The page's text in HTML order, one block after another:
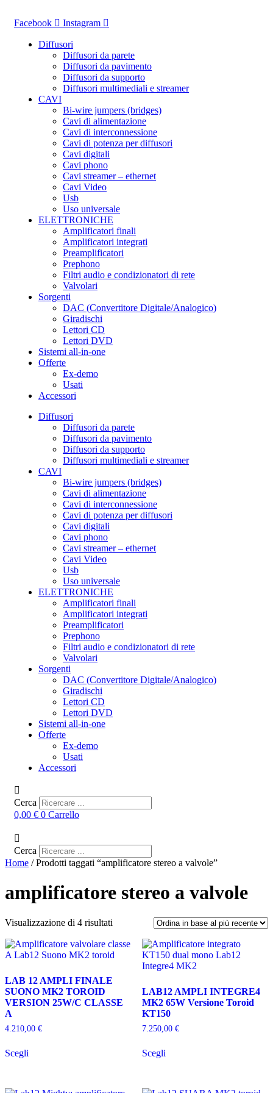
Facebook Instagram
Diffusori
Diffusori da parete
Diffusori da pavimento
Diffusori da supporto
Diffusori multimediali e streamer
CAVI
Bi-wire jumpers (bridges)
Cavi di alimentazione
Cavi di interconnessione
Cavi di potenza per diffusori
Cavi digitali
Cavi phono
Cavi streamer – ethernet
Cavi Video
Usb
Uso universale
ELETTRONICHE
Amplificatori finali
Amplificatori integrati
Preamplificatori
Prephono
Filtri audio e condizionatori di rete
Valvolari
Sorgenti
DAC (Convertitore Digitale/Analogico)
Giradischi
Lettori CD
Lettori DVD
Sistemi all-in-one
Offerte
Ex-demo
Usati
Accessori
Diffusori
Diffusori da parete
Diffusori da pavimento
Diffusori da supporto
Diffusori multimediali e streamer
CAVI
Bi-wire jumpers (bridges)
Cavi di alimentazione
Cavi di interconnessione
Cavi di potenza per diffusori
Cavi digitali
Cavi phono
Cavi streamer – ethernet
Cavi Video
Usb
Uso universale
ELETTRONICHE
Amplificatori finali
Amplificatori integrati
Preamplificatori
Prephono
Filtri audio e condizionatori di rete
Valvolari
Sorgenti
DAC (Convertitore Digitale/Analogico)
Giradischi
Lettori CD
Lettori DVD
Sistemi all-in-one
Offerte
Ex-demo
Usati
Accessori
Cerca
0,00 € 0 Carrello
Cerca
Home / Prodotti taggati “amplificatore stereo a valvole”
amplificatore stereo a valvole
Visualizzazione di 4 risultati
base
al
LAB 12 AMPLI FINALE
SUONO MK2 TOROID
VERSION 25W/C CLASSE
A
4.210,00 €
Scegliprodotto
LAB12 AMPLI INTEGRE4
MK2 65W Versione Toroid
KT150
7.250,00 €
Scegliprodotto